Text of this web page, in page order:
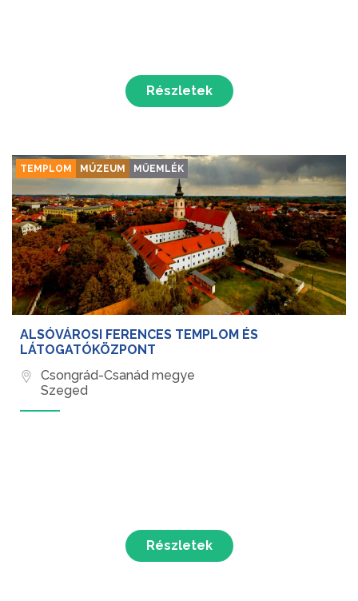
Részletek
TEMPLOM MÚZEUM MŰEMLÉK
ALSÓVÁROSI FERENCES TEMPLOM ÉS
LÁTOGATÓKÖZPONT
Csongrád-Csanád megye
Szeged
Részletek